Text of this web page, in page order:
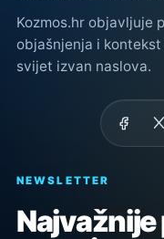
Kozmos.hr objavljuje
objašnjenja i
svijet izvan naslova.
NEWSLETTER
Najvažnije